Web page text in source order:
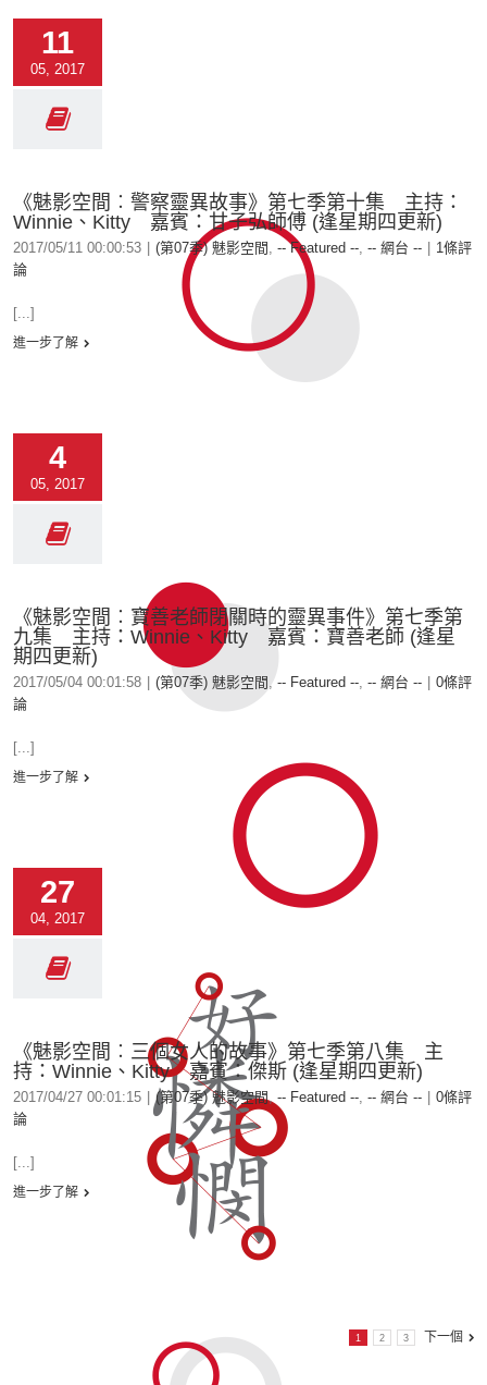
11
05, 2017
《魅影空間︰警察靈異故事》第七季第十集 主持：
Winnie、Kitty 嘉賓：甘子弘師傅 (逢星期四更新)
2017/05/11 00:00:53 (第07季) 魅影空間 , -- Featured --, -- 網台 --
1條評
論
[...]
進一步了解
4
05, 2017
《魅影空間︰寶善老師閉關時的靈異事件》第七季第
九集 主持：Winnie、Kitty 嘉賓：寶善老師 (逢星
期四更新)
2017/05/04 00:01:58 (第07季) 魅影空間 ,-- Featured --, -- 網台 --
0條評
論
[...]
進一步了解
27
04, 2017
《魅影空間︰三個女人的故事》第七季第八集 主
持：Winnie、Kitty 嘉賓：傑斯 (逢星期四更新)
2017/04/27 00:01:15 (第07季) 魅影空間, -- Featured --, -- 網台 --
0條評
論
[...]
進一步了解
1 2 3 下一個